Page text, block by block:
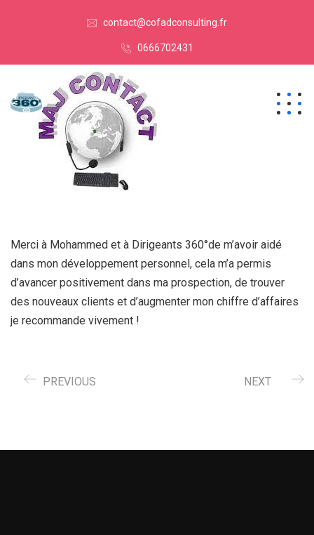
contact@cofadconsulting.fr
0666702431
Merci à Mohammed et à Dirigeants 360°de m’avoir aidé
dans mon développement personnel, cela m’a permis
d’avancer positivement dans ma prospection, de trouver
des nouveaux clients et d’augmenter mon chiffre d’affaires
je recommande vivement !
PREVIOUS NEXT